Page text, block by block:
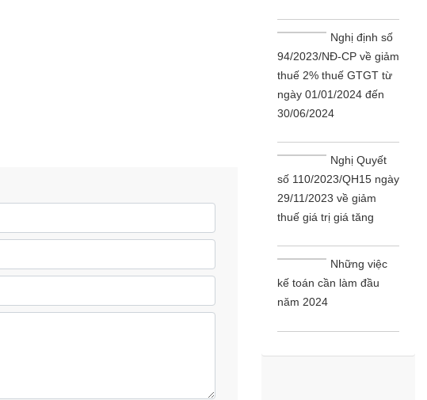
Nghị định số
94/2023/NĐ-CP về giảm
thuế 2% thuế GTGT từ
ngày 01/01/2024 đến
30/06/2024
Nghị Quyết
số 110/2023/QH15 ngày
29/11/2023 về giảm
thuế giá trị giá tăng
Những việc
kế toán cần làm đầu
năm 2024